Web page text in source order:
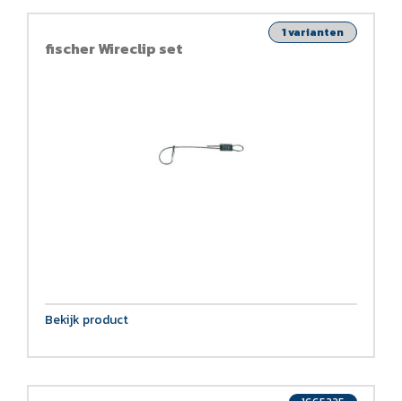
fischer Wireclip set
1 varianten
Bekijk product